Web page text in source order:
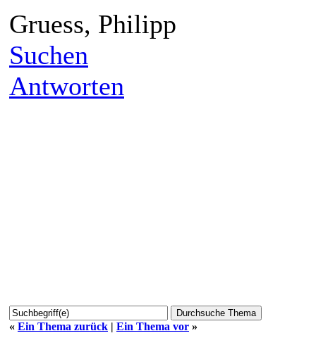
Gruess, Philipp
Suchen
Antworten
« Ein Thema zurück | Ein Thema vor »